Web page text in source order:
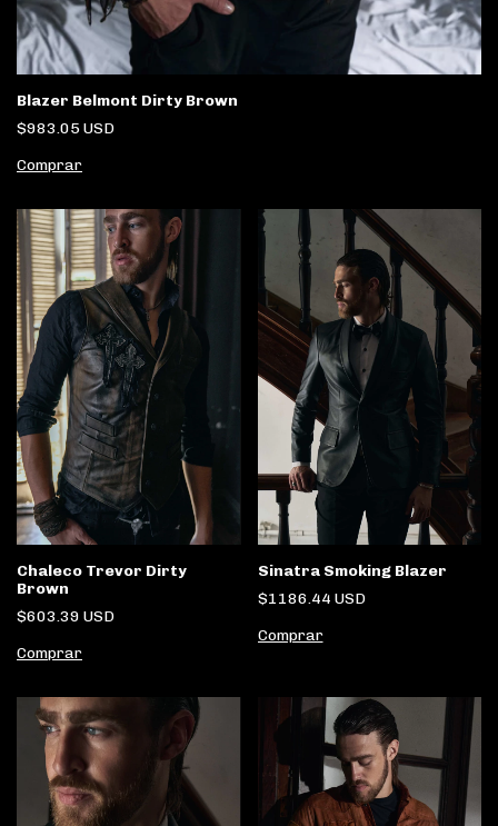
Blazer Belmont Dirty Brown
$983.05 USD
Comprar
Chaleco Trevor Dirty
Brown
$603.39 USD
Comprar
Sinatra Smoking Blazer
$1186.44 USD
Comprar